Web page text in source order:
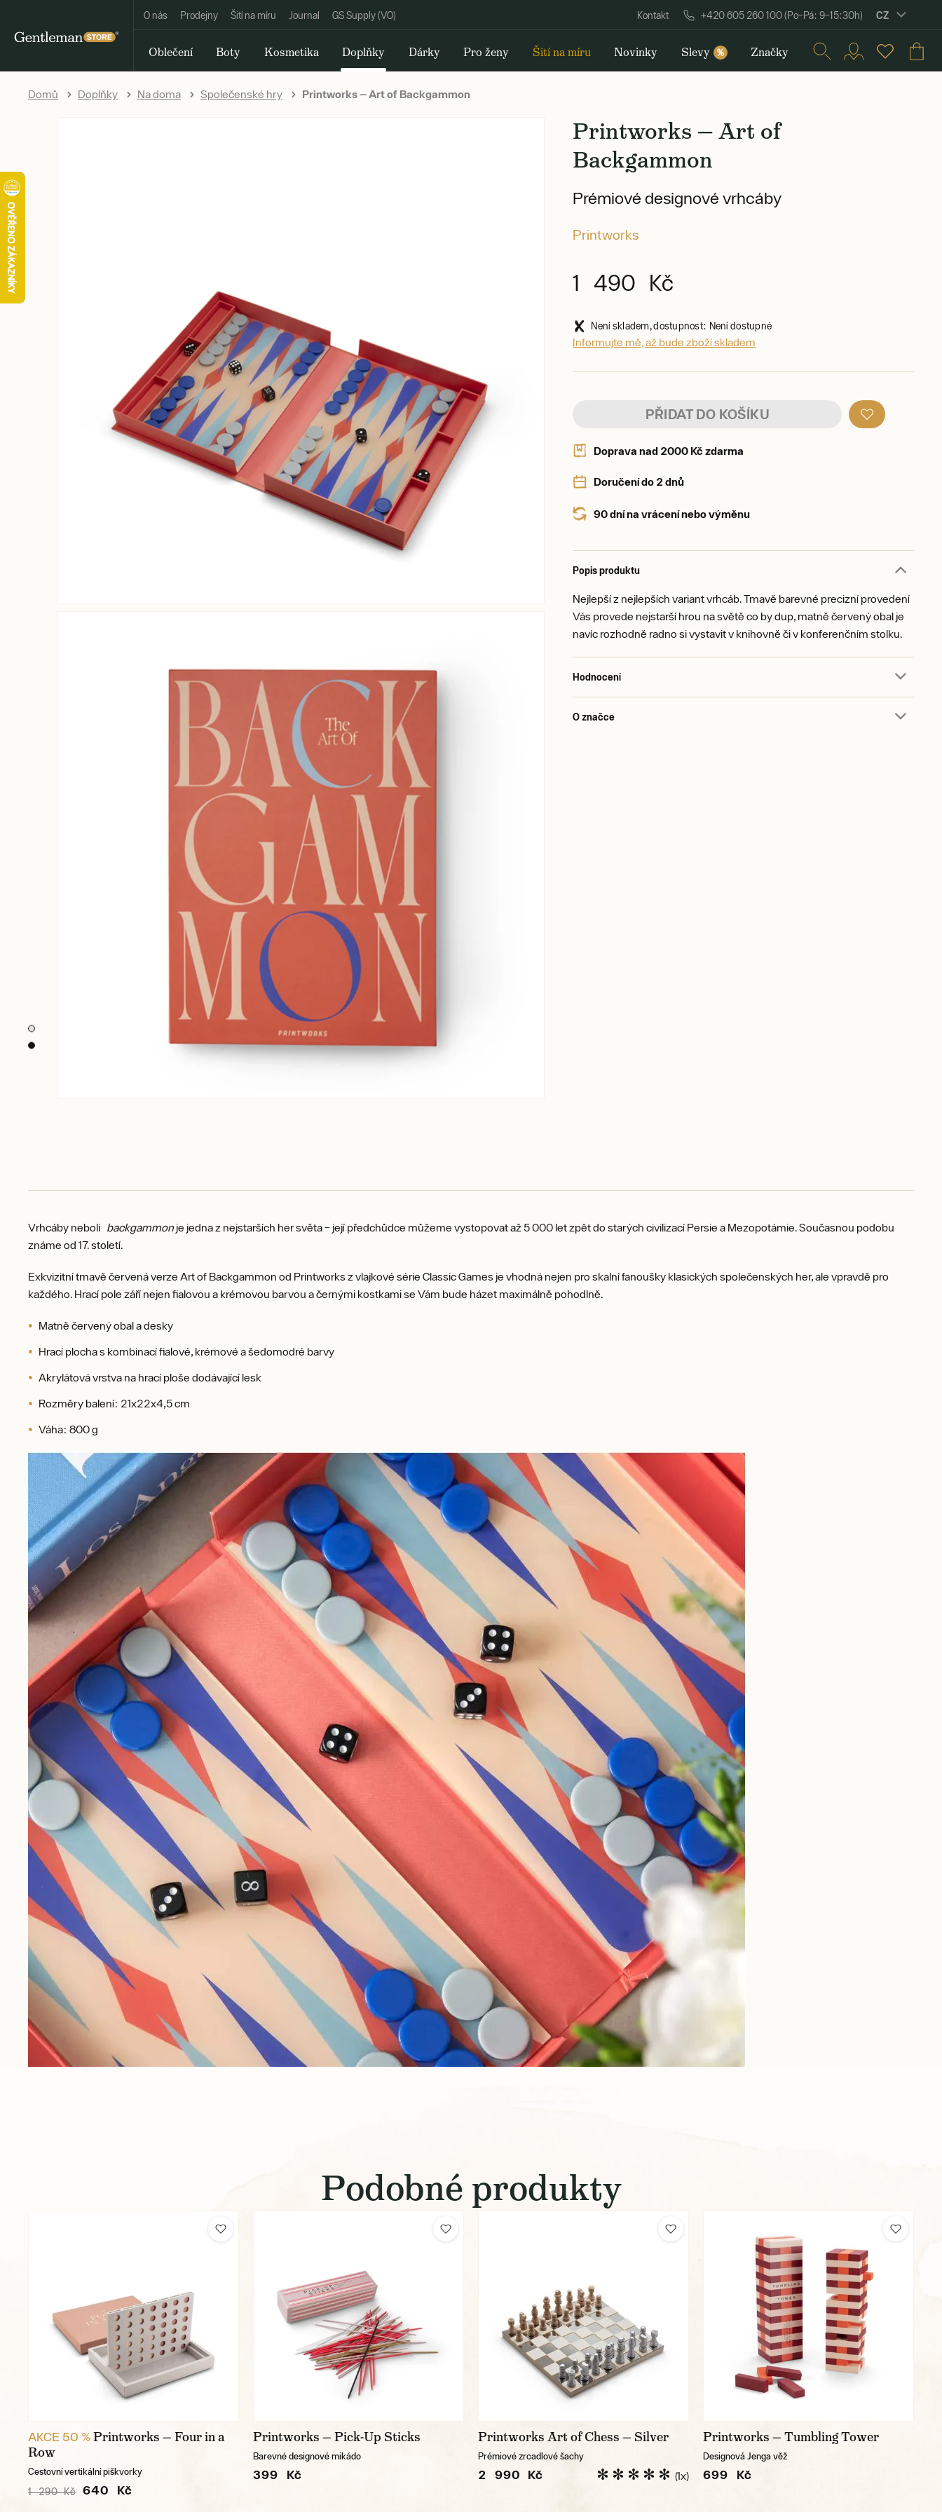
O nás Prodejny Šití na míru Journal GS Supply (VO) Kontakt +420 605 260 100 (Po–Pá: 9–15:30h) CZ
Oblečení Boty Kosmetika Doplňky Dárky Pro ženy Šití na míru Novinky Slevy % Značky
Domů Doplňky Na doma Společenské hry Printworks — Art of Backgammon
Printworks — Art of
Backgammon
Prémiové designové vrhcáby
Printworks
1 490 Kč
Není skladem, dostupnost: Není dostupné
Informujte mě, až bude zboží skladem
PŘIDAT DO KOŠÍKU
Doprava nad 2000 Kč zdarma
Doručení do 2 dnů
90 dní na vrácení nebo výměnu
Popis produktu
Nejlepší z nejlepších variant vrhcáb. Tmavě barevné precizní provedení
Vás provede nejstarší hrou na světě co by dup, matně červený obal je
navíc rozhodně radno si vystavit v knihovně či v konferenčním stolku.
Hodnocení
O značce
Vrhcáby neboli backgammon je jedna z nejstarších her světa – její předchůdce můžeme vystopovat až 5 000 let zpět do starých civilizací Persie a Mezopotámie. Současnou podobu
známe od 17. století.
Exkvizitní tmavě červená verze Art of Backgammon od Printworks z vlajkové série Classic Games je vhodná nejen pro skalní fanoušky klasických společenských her, ale vpravdě pro
každého. Hrací pole září nejen fialovou a krémovou barvou a černými kostkami se Vám bude házet maximálně pohodlně.
Matně červený obal a desky
Hrací plocha s kombinací fialové, krémové a šedomodré barvy
Akrylátová vrstva na hrací ploše dodávající lesk
Rozměry balení: 21x22x4,5 cm
Váha: 800 g
Podobné produkty
AKCE 50 %Printworks — Four in a
Row
Cestovní vertikální piškvorky
1 290 Kč 640 Kč
Printworks — Pick-Up Sticks
Barevné designové mikádo
399 Kč
Printworks Art of Chess — Silver
Prémiové zrcadlové šachy
2 990 Kč (1x)
Printworks — Tumbling Tower
Designová Jenga věž
699 Kč